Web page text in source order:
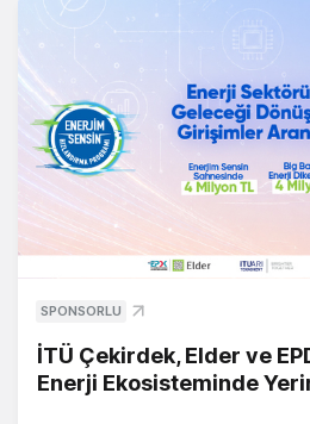
SPONSORLU
İTÜ Çekirdek, Elder ve
Enerji Ekosisteminde